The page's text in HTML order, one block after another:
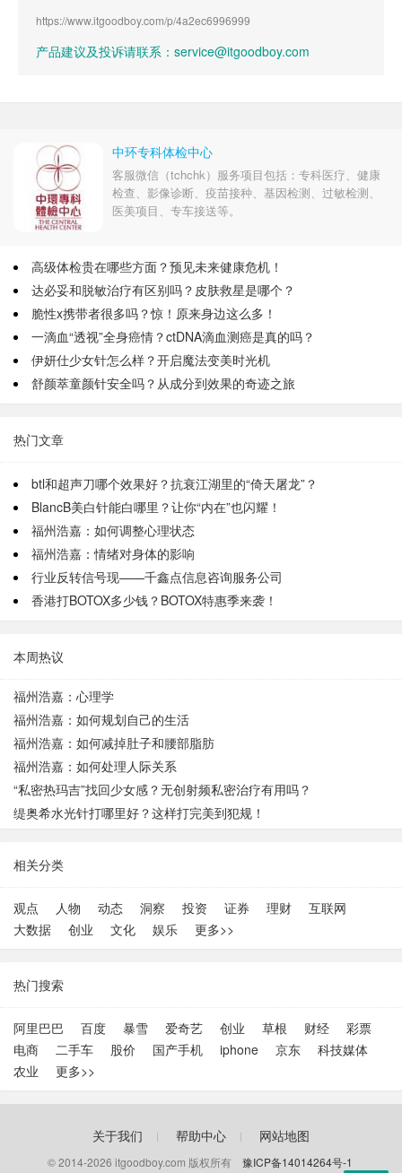
https://www.itgoodboy.com/p/4a2ec6996999
产品建议及投诉请联系：service@itgoodboy.com
中环专科体检中心
客服微信（tchchk）服务项目包括：专科医疗、健康
检查、影像诊断、疫苗接种、基因检测、过敏检测、
医美项目、专车接送等。
高级体检贵在哪些方面？预见未来健康危机！
达必妥和脱敏治疗有区别吗？皮肤救星是哪个？
脆性x携带者很多吗？惊！原来身边这么多！
一滴血“透视”全身癌情？ctDNA滴血测癌是真的吗？
伊妍仕少女针怎么样？开启魔法变美时光机
舒颜萃童颜针安全吗？从成分到效果的奇迹之旅
热门文章
btl和超声刀哪个效果好？抗衰江湖里的“倚天屠龙”？
BlancB美白针能白哪里？让你“内在”也闪耀！
福州浩嘉：如何调整心理状态
福州浩嘉：情绪对身体的影响
行业反转信号现——千鑫点信息咨询服务公司
香港打BOTOX多少钱？BOTOX特惠季来袭！
本周热议
福州浩嘉：心理学
福州浩嘉：如何规划自己的生活
福州浩嘉：如何减掉肚子和腰部脂肪
福州浩嘉：如何处理人际关系
“私密热玛吉”找回少女感？无创射频私密治疗有用吗？
缇奥希水光针打哪里好？这样打完美到犯规！
相关分类
观点 人物 动态 洞察 投资 证券 理财
互联网
大数据
创业 文化 娱乐 更多>>
热门搜索
阿里巴巴 百度 暴雪 爱奇艺 创业 草根 财经
彩票
电商
二手车 股价 国产手机 iphone 京东
科技媒体
农业
更多>>
关于我们 帮助中心 网站地图
© 2014-2026 itgoodboy.com 版权所有 豫ICP备14014264号-1